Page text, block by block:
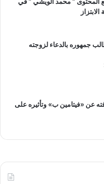
جمهوره بالدعاء لزوجته
عن «فيتامين ب» وتأثيره على